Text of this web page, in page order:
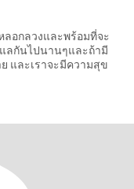
อกลวงและพร้อมที่จะ
ลกันไปนานๆและถ้ามี
และเราจะมีความสุข